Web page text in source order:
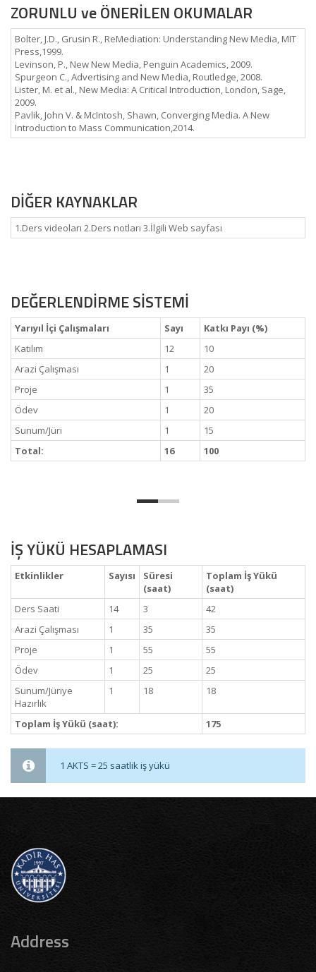
ZORUNLU ve ÖNERİLEN OKUMALAR
Bolter, J.D., Grusin R., ReMediation: Understanding New Media, MIT
Press,1999.
Levinson, P., New New Media, Penguin Academics, 2009.
Spurgeon C., Advertising and New Media, Routledge, 2008.
Lister, M. et al., New Media: A Critical Introduction, London, Sage,
2009.
Pavlik, John V. & McIntosh, Shawn, Converging Media. A New
Introduction to Mass Communication,2014.
DİĞER KAYNAKLAR
1.Ders videoları 2.Ders notları 3.İlgili Web sayfası
DEĞERLENDİRME SİSTEMİ
Yarıyıl İçi Çalışmaları Sayı
Katkı Payı (%)
Katılım
12
10
Arazi Çalışması
1
20
Proje
1
35
Ödev
1
20
Sunum/Jüri
1
15
Total:
16 100
İŞ YÜKÜ HESAPLAMASI
Etkinlikler Sayısı
Süresi
(saat)
Toplam İş Yükü
(saat)
Ders Saati
14 3
42
Arazi Çalışması
1 35
35
Proje
1 55
55
Ödev
1 25
25
Sunum/Jüriye
Hazırlık
1 18 18
Toplam İş Yükü (saat): 175
1 AKTS = 25 saatlik iş yükü
Address